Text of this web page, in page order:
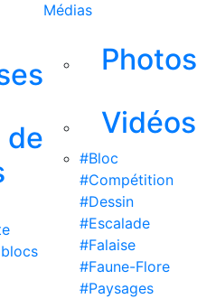
de
Médias
Photos
Vidéos
#Bloc
#Compétition
#Dessin
#Escalade
#Falaise
#Faune-Flore
#Paysages